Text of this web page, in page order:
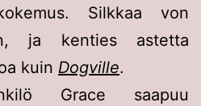
Silkkaa von
ja kenties astetta
kuin Dogville.
Grace saapuu